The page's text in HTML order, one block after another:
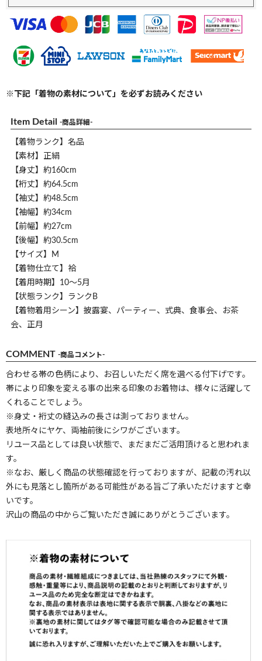
※下記「着物の素材について」を必ずお読みください
Item Detail -商品詳細-
【着物ランク】名品
【素材】正絹
【身丈】約160cm
【裄丈】約64.5cm
【袖丈】約48.5cm
【袖幅】約34cm
【前幅】約27cm
【後幅】約30.5cm
【サイズ】M
【着物仕立て】袷
【着用時期】10～5月
【状態ランク】ランクB
【着物着用シーン】披露宴、パーティー、式典、食事会、お茶
会、正月
COMMENT -商品コメント-
合わせる帯の色柄により、お召しいただく席を選べる付下げです。
帯により印象を変える事の出来る印象のお着物は、様々に活躍して
くれることでしょう。
※身丈・裄丈の縫込みの長さは測っておりません。
表地所々にヤケ、両袖前後にシワがございます。
リユース品としては良い状態で、まだまだご活用頂けると思われま
す。
※なお、厳しく商品の状態確認を行っておりますが、記載の汚れ以
外にも見落とし箇所がある可能性がある旨ご了承いただけますと幸
いです。
沢山の商品の中からご覧いただき誠にありがとうございます。